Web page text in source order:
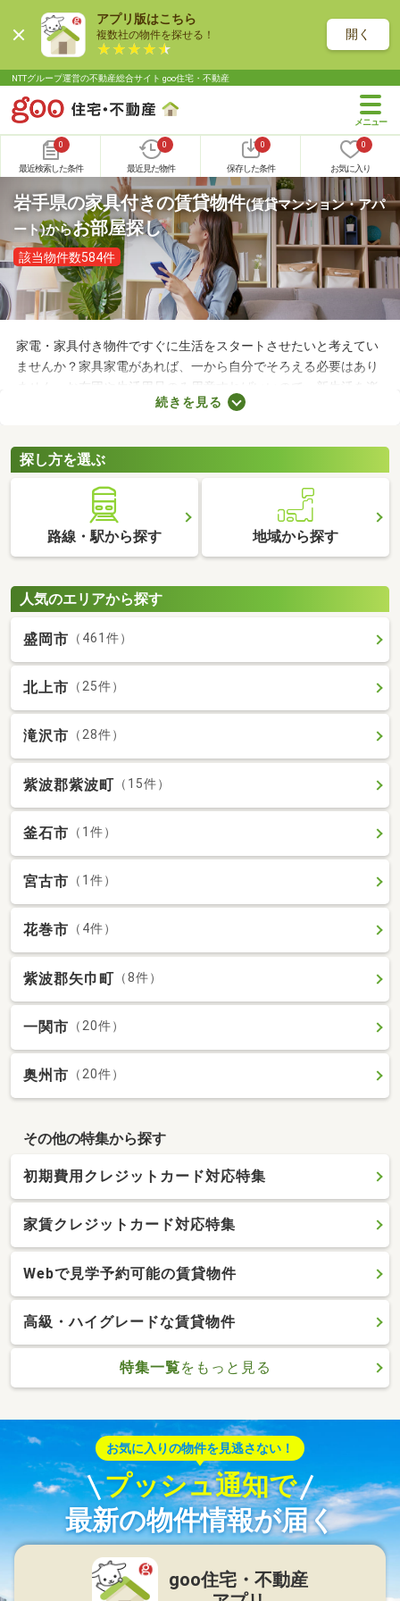
アプリ版はこちら
複数社の物件を探せる！ 開く
NTTグループ運営の不動産総合サイト goo住宅・不動産
0
最近検索した条件
0
最近見た物件
0
保存した条件
0
お気に入り
岩手県の家具付きの賃貸物件(賃貸マンション・アパ
ート)からお部屋探し
該当物件数584件
家電・家具付き物件ですぐに生活をスタートさせたいと考えてい
ませんか？家具家電があれば、一から自分でそろえる必要はあり
ません。お布団や生活用品のみ用意すればいいので、新生活を楽
に始められます。ここでは、家電・家具付きの物件を紹介しま
見つけたら内見予約をしてみましょう。
続きを見る
探し方を選ぶ
路線・駅から探す 地域から探す
人気のエリアから探す
盛岡市 （461件）
北上市 （25件）
滝沢市 （28件）
紫波郡紫波町 （15件）
釜石市 （1件）
宮古市 （1件）
花巻市 （4件）
紫波郡矢巾町 （8件）
一関市 （20件）
奥州市 （20件）
その他の特集から探す
初期費用クレジットカード対応特集
家賃クレジットカード対応特集
Webで見学予約可能の賃貸物件
高級・ハイグレードな賃貸物件
特集一覧をもっと見る
お気に入りの物件を見逃さない！
プッシュ通知で
最新の物件情報が届く
goo住宅・不動産